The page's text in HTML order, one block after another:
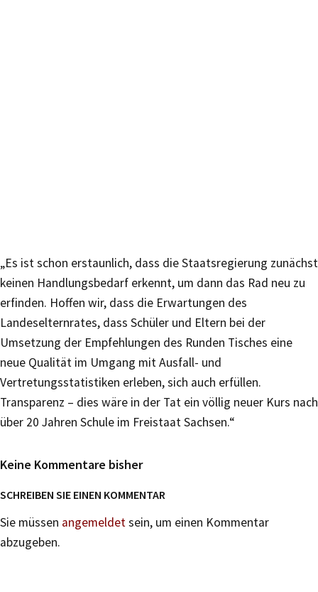
„Es ist schon erstaunlich, dass die Staatsregierung zunächst
keinen Handlungsbedarf erkennt, um dann das Rad neu zu
erfinden. Hoffen wir, dass die Erwartungen des
Landeselternrates, dass Schüler und Eltern bei der
Umsetzung der Empfehlungen des Runden Tisches eine
neue Qualität im Umgang mit Ausfall- und
Vertretungsstatistiken erleben, sich auch erfüllen.
Transparenz – dies wäre in der Tat ein völlig neuer Kurs nach
über 20 Jahren Schule im Freistaat Sachsen.“
Keine Kommentare bisher
SCHREIBEN SIE EINEN KOMMENTAR
Sie müssen angemeldetsein, um einen Kommentar
abzugeben.